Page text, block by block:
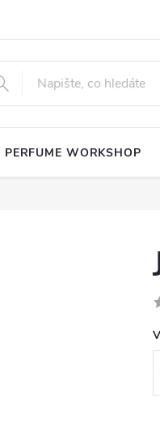
údajů
PERFUME WORKSHOP